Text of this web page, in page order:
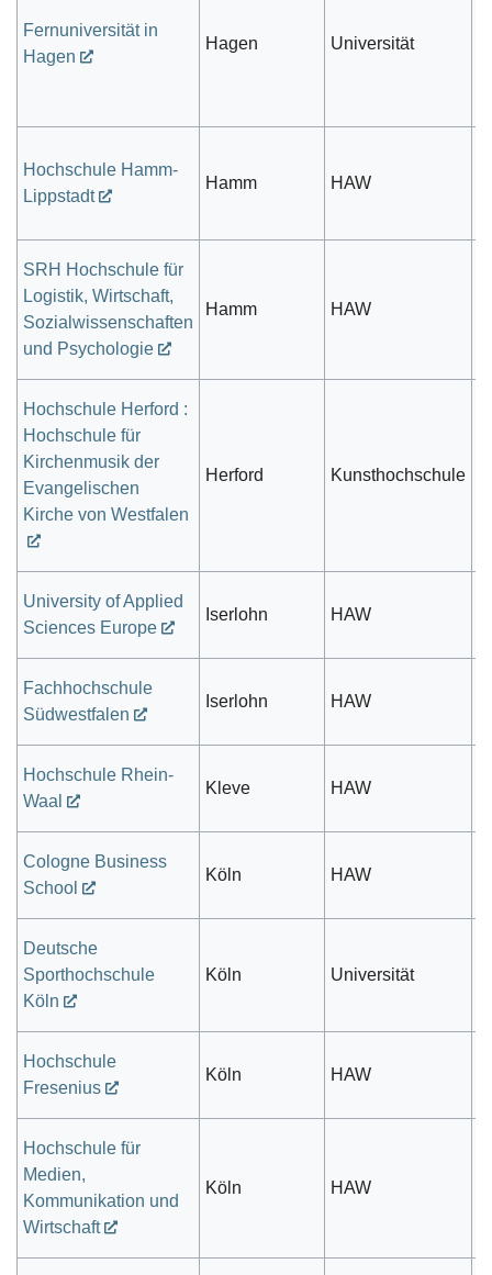
Fernuniversität in
Hagen
Hagen Universität
Hochschule Hamm-
Lippstadt
Hamm HAW
SRH Hochschule für
Logistik, Wirtschaft,
Sozialwissenschaften
und Psychologie
Hamm HAW
Hochschule Herford :
Hochschule für
Kirchenmusik der
Evangelischen
Kirche von Westfalen
Herford Kunsthochschule
University of Applied
Sciences Europe
Iserlohn HAW
Fachhochschule
Südwestfalen
Iserlohn HAW
Hochschule Rhein-
Waal
Kleve HAW
Cologne Business
School
Köln HAW
Deutsche
Sporthochschule
Köln
Köln Universität
Hochschule
Fresenius
Köln HAW
Hochschule für
Medien,
Kommunikation und
Wirtschaft
Köln HAW